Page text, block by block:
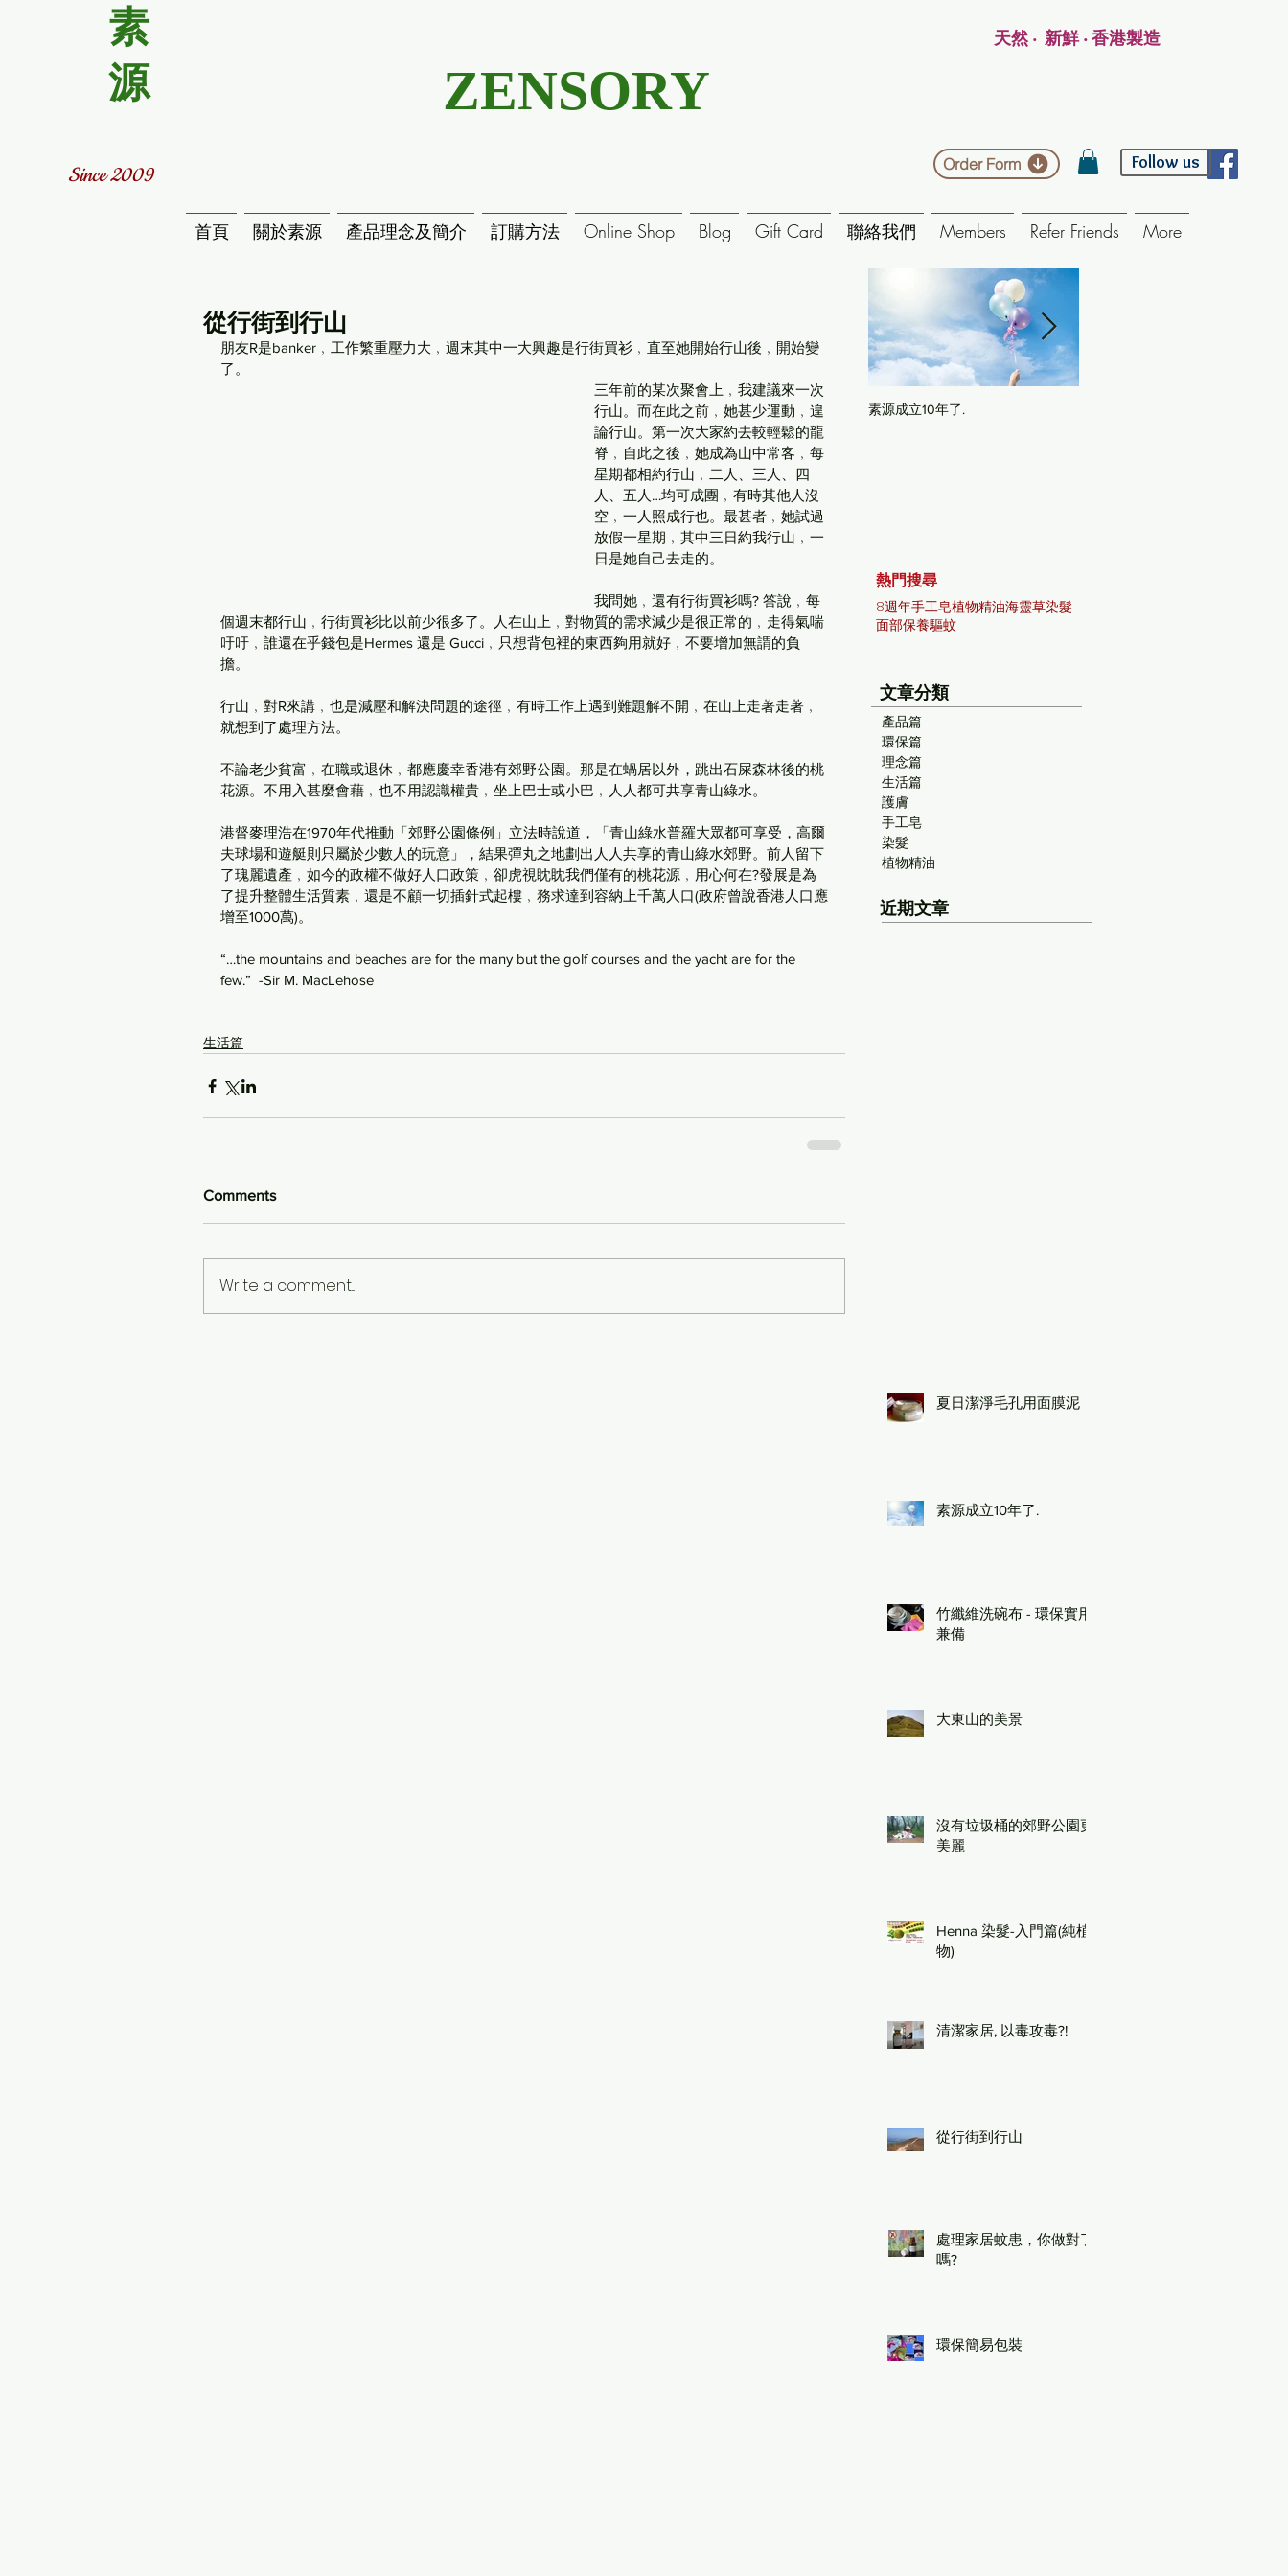
素
源
Since 2009
ZENSORY
天然 ‧ 新鮮 ‧ 香港製造
Order Form Follow us
首頁 關於素源 產品理念及簡介 訂購方法 Online Shop Blog Gift Card 聯絡我們 Members Refer Friends More
從行街到行山
朋友R是banker﹐工作繁重壓力大﹐週末其中一大興趣是行街買衫﹐直至她開始行山後﹐開始變
了。
三年前的某次聚會上﹐我建議來一次
行山。而在此之前﹐她甚少運動﹐遑
論行山。第一次大家約去較輕鬆的龍
脊﹐自此之後﹐她成為山中常客﹐每
星期都相約行山﹐二人、三人、四
人、五人…均可成團﹐有時其他人沒
空﹐一人照成行也。最甚者﹐她試過
放假一星期﹐其中三日約我行山﹐一
日是她自己去走的。
我問她﹐還有行街買衫嗎? 答說﹐每
個週末都行山﹐行街買衫比以前少很多了。人在山上﹐對物質的需求減少是很正常的﹐走得氣喘
吁吁﹐誰還在乎錢包是Hermes 還是 Gucci﹐只想背包裡的東西夠用就好﹐不要增加無謂的負
擔。
行山﹐對R來講﹐也是減壓和解決問題的途徑﹐有時工作上遇到難題解不開﹐在山上走著走著﹐
就想到了處理方法。
不論老少貧富﹐在職或退休﹐都應慶幸香港有郊野公園。那是在蝸居以外，跳出石屎森林後的桃
花源。不用入甚麼會藉﹐也不用認識權貴﹐坐上巴士或小巴﹐人人都可共享青山綠水。
港督麥理浩在1970年代推動「郊野公園條例」立法時說道，「青山綠水普羅大眾都可享受，高爾
夫球場和遊艇則只屬於少數人的玩意」，結果彈丸之地劃出人人共享的青山綠水郊野。前人留下
了瑰麗遺產﹐如今的政權不做好人口政策﹐卻虎視眈眈我們僅有的桃花源﹐用心何在?發展是為
了提升整體生活質素﹐還是不顧一切插針式起樓﹐務求達到容納上千萬人口(政府曾說香港人口應
增至1000萬)。
“…the mountains and beaches are for the many but the golf courses and the yacht are for the
few.”  -Sir M. MacLehose
生活篇
Comments
Write a comment...
素源成立10年了.
熱門搜尋
8週年手工皂植物精油海靈草染髮
面部保養驅蚊
文章分類
產品篇
環保篇
理念篇
生活篇
護膚
手工皂
染髮
植物精油
近期文章
夏日潔淨毛孔用面膜泥
素源成立10年了.
竹纖維洗碗布 - 環保實用
兼備
大東山的美景
沒有垃圾桶的郊野公園更
美麗
Henna 染髮-入門篇(純植
物)
清潔家居, 以毒攻毒?!
從行街到行山
處理家居蚊患，你做對了
嗎?
環保簡易包裝